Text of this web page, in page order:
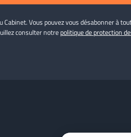
Vous pouvez vous désabonner à
consulter notrepolitique de protection